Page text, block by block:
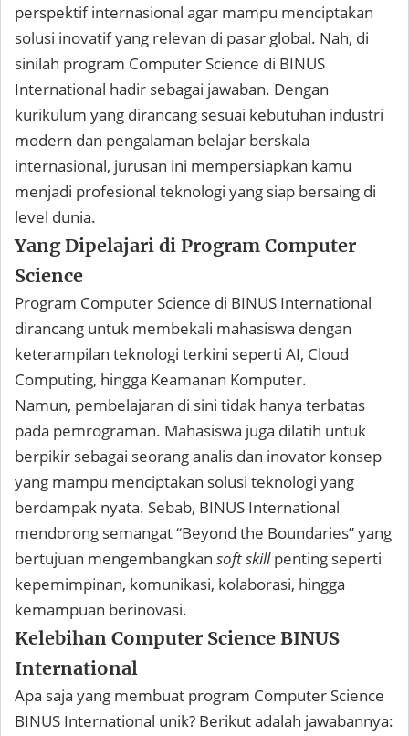
perspektif internasional agar mampu menciptakan
solusi inovatif yang relevan di pasar global. Nah, di
sinilah program Computer Science di BINUS
International hadir sebagai jawaban. Dengan
kurikulum yang dirancang sesuai kebutuhan industri
modern dan pengalaman belajar berskala
internasional, jurusan ini mempersiapkan kamu
menjadi profesional teknologi yang siap bersaing di
level dunia.
Yang Dipelajari di Program Computer
Science
Program Computer Science di BINUS International
dirancang untuk membekali mahasiswa dengan
keterampilan teknologi terkini seperti AI, Cloud
Computing, hingga Keamanan Komputer.
Namun, pembelajaran di sini tidak hanya terbatas
pada pemrograman. Mahasiswa juga dilatih untuk
berpikir sebagai seorang analis dan inovator konsep
yang mampu menciptakan solusi teknologi yang
berdampak nyata. Sebab, BINUS International
mendorong semangat “Beyond the Boundaries” yang
bertujuan mengembangkan soft skillpenting seperti
kepemimpinan, komunikasi, kolaborasi, hingga
kemampuan berinovasi.
Kelebihan Computer Science BINUS
International
Apa saja yang membuat program Computer Science
BINUS International unik? Berikut adalah jawabannya: